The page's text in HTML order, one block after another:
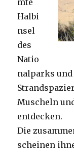
Halbi
nsel
des
Natio
nalparks und
Muscheln
entdecken.
Die
scheinen